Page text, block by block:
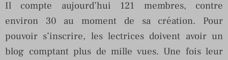
Il compte aujourd’hui 121 membres, contre
environ 30 au moment de sa création. Pour
pouvoir s’inscrire, les lectrices doivent avoir un
blog comptant plus de mille vues. Une fois leur